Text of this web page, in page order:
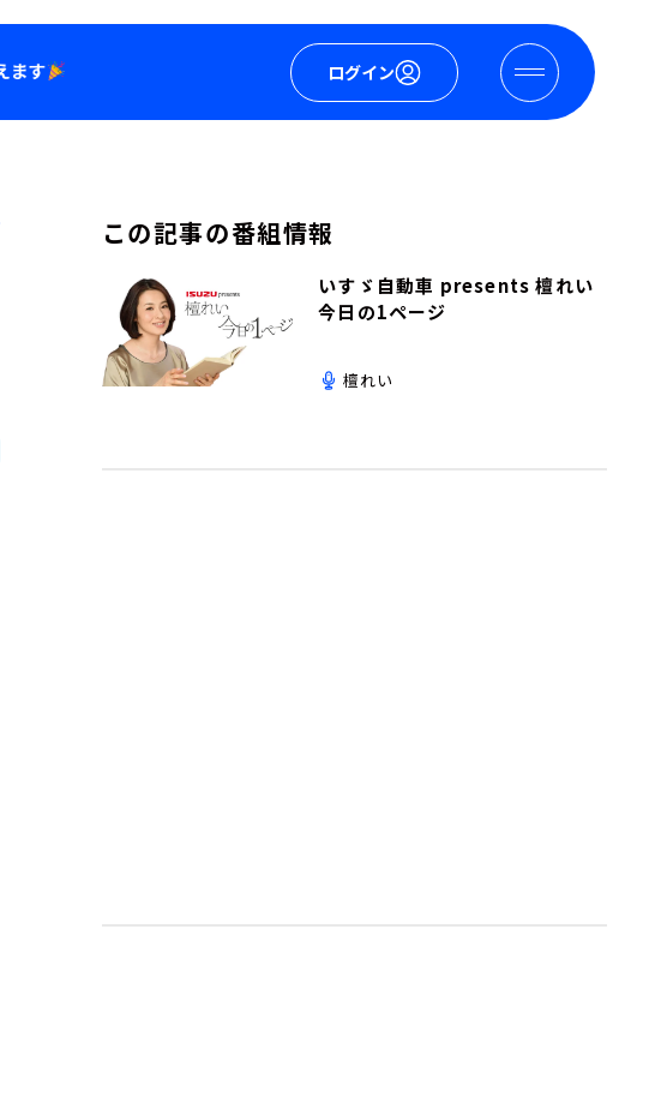
ログイン
この記事の番組情報
いすゞ自動車 presents 檀れい
今日の1ページ
檀れい